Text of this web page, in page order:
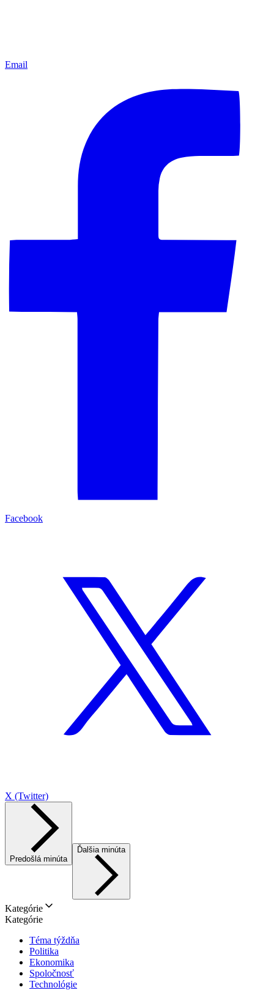
Email
Facebook
X (Twitter)
Predošlá minúta
Ďalšia minúta
Kategórie
Kategórie
Téma týždňa
Politika
Ekonomika
Spoločnosť
Technológie